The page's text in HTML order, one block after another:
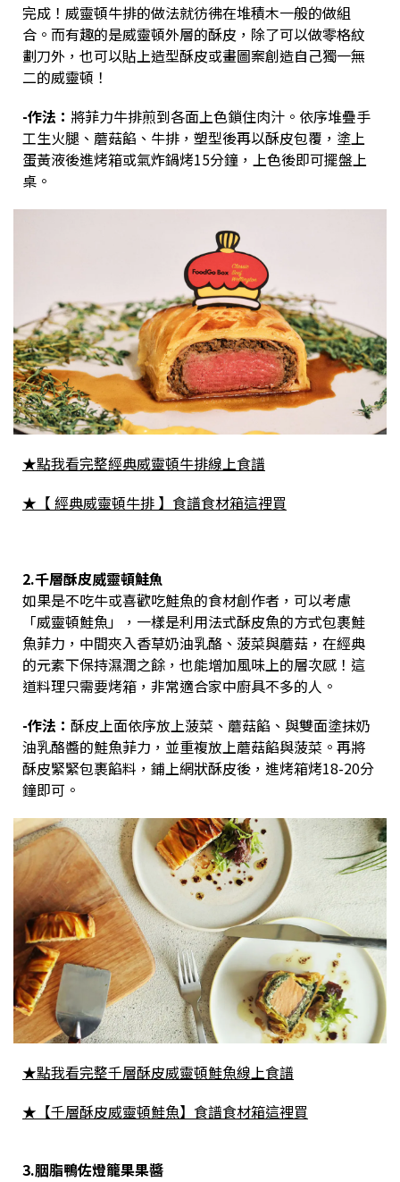
完成！威靈頓牛排的做法就彷彿在堆積木一般的做組
合。而有趣的是威靈頓外層的酥皮，除了可以做零格紋
劃刀外，也可以貼上造型酥皮或畫圖案創造自己獨一無
二的威靈頓！
-作法： 將菲力牛排煎到各面上色鎖住肉汁。依序堆疊手
工生火腿、蘑菇餡、牛排，塑型後再以酥皮包覆，塗上
蛋黃液後進烤箱或氣炸鍋烤15分鐘，上色後即可擺盤上
桌。
★點我看完整經典威靈頓牛排線上食譜
★ 【 經典威靈頓牛排 】食譜食材箱這裡買
2.千層酥皮威靈頓鮭魚
如果是不吃牛或喜歡吃鮭魚的食材創作者，可以考慮
「威靈頓鮭魚」，一樣是利用法式酥皮魚的方式包裹鮭
魚菲力，中間夾入香草奶油乳酪、菠菜與蘑菇，在經典
的元素下保持濕潤之餘，也能增加風味上的層次感！這
道料理只需要烤箱，非常適合家中廚具不多的人。
-作法： 酥皮上面依序放上菠菜、蘑菇餡、與雙面塗抹奶
油乳酪醬的鮭魚菲力，並重複放上蘑菇餡與菠菜。再將
酥皮緊緊包裹餡料，鋪上網狀酥皮後，進烤箱烤18-20分
鐘即可。
★點我看完整千層酥皮威靈頓鮭魚線上食譜
★【千層酥皮威靈頓鮭魚】食譜食材箱這裡買
3.胭脂鴨佐燈籠果果醬